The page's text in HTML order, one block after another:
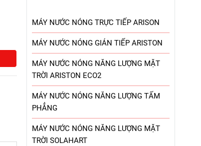
MÁY NƯỚC NÓNG TRỰC TIẾP ARISON
MÁY NƯỚC NÓNG GIÁN TIẾP ARISTON
MÁY NƯỚC NÓNG NĂNG LƯỢNG MẶT
TRỜI ARISTON ECO2
MÁY NƯỚC NÓNG NĂNG LƯỢNG TẤM
PHẲNG
MÁY NƯỚC NÓNG NĂNG LƯỢNG MẶT
TRỜI SOLAHART